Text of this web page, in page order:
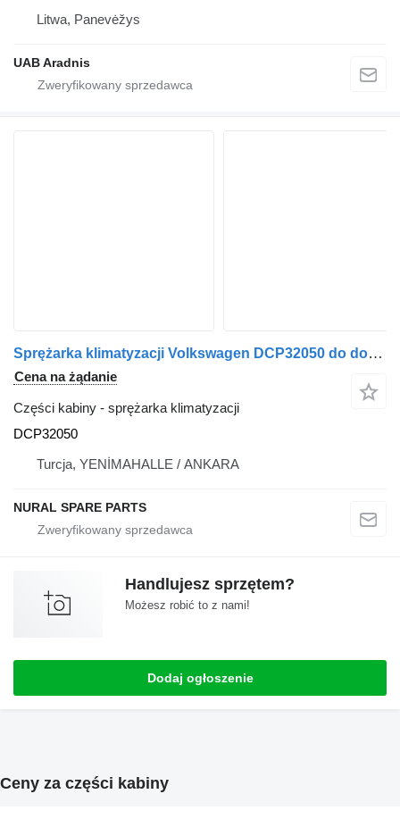
Litwa, Panevėžys
UAB Aradnis
Sprężarka klimatyzacji Volkswagen DCP32050 do dostawczego Volkswagen Transporter
Cena na żądanie
Części kabiny - sprężarka klimatyzacji
DCP32050
Turcja, YENİMAHALLE / ANKARA
NURAL SPARE PARTS
Handlujesz sprzętem?
Możesz robić to z nami!
Dodaj ogłoszenie
Ceny za części kabiny